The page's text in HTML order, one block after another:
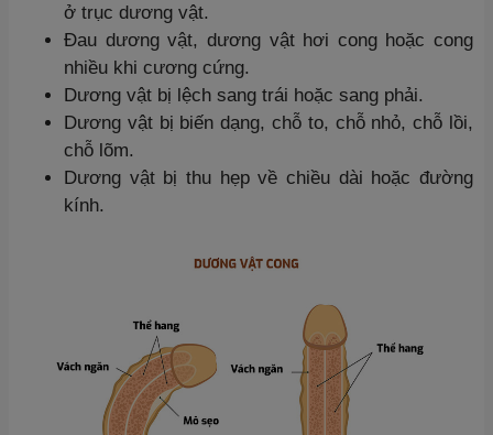
ở trục dương vật.
Đau dương vật, dương vật hơi cong hoặc cong
nhiều khi cương cứng.
Dương vật bị lệch sang trái hoặc sang phải.
Dương vật bị biến dạng, chỗ to, chỗ nhỏ, chỗ lồi,
chỗ lõm.
Dương vật bị thu hẹp về chiều dài hoặc đường
kính.